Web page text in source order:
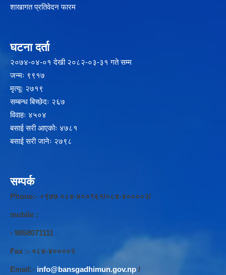
शाखागत प्रतिवेदन फारम
घटना दर्ता
२‍०७४-०४-०१ देखी २०८२-०३-३१ गते सम्म
जन्मः ९९१७
मृत्यूः २७१९
सम्बन्ध बिच्छेदः २६७
विवाहः ४५०४
बसाई सरी आएकोः ४७८१
बसाई सरी जानेः २७९८
सम्पर्क
Phone:- +९७७ ०८४-४००१६१/०८४-४००००२/
mobile :
- 9858071111
Fax :- ०८४-४००००२
Email:- info@bansgadhimun.gov.np /